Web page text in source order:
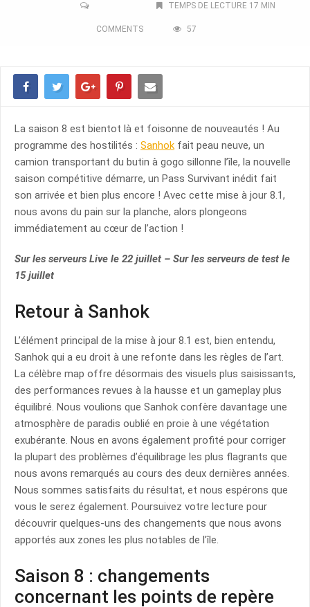
TEMPS DE LECTURE 17 MIN
COMMENTS 57
La saison 8 est bientot là et foisonne de nouveautés ! Au
programme des hostilités : Sanhok fait peau neuve, un
camion transportant du butin à gogo sillonne l’île, la nouvelle
saison compétitive démarre, un Pass Survivant inédit fait
son arrivée et bien plus encore ! Avec cette mise à jour 8.1,
nous avons du pain sur la planche, alors plongeons
immédiatement au cœur de l’action !
Sur les serveurs Live le 22 juillet – Sur les serveurs de test le
15 juillet
Retour à Sanhok
L’élément principal de la mise à jour 8.1 est, bien entendu,
Sanhok qui a eu droit à une refonte dans les règles de l’art.
La célèbre map offre désormais des visuels plus saisissants,
des performances revues à la hausse et un gameplay plus
équilibré. Nous voulions que Sanhok confère davantage une
atmosphère de paradis oublié en proie à une végétation
exubérante. Nous en avons également profité pour corriger
la plupart des problèmes d’équilibrage les plus flagrants que
nous avons remarqués au cours des deux dernières années.
Nous sommes satisfaits du résultat, et nous espérons que
vous le serez également. Poursuivez votre lecture pour
découvrir quelques-uns des changements que nous avons
apportés aux zones les plus notables de l’île.
Saison 8 : changements
concernant les points de repère